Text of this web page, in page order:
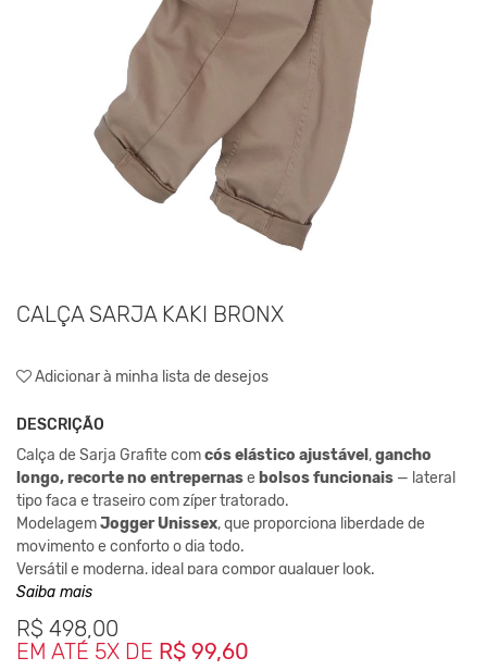
CALÇA SARJA KAKI BRONX
Adicionar à minha lista de desejos
DESCRIÇÃO
Calça de Sarja Grafite comcós elástico ajustável ,gancho
longo, recorte no entrepernase bolsos funcionais — lateral
tipo faca e traseiro com zíper tratorado.
ModelagemJogger Unissex, que proporciona liberdade de
movimento e conforto o dia todo.
Versátil e moderna, ideal para compor qualquer look.
Composição:
98% Algodão / 2% Elastano
Medidas:
Saiba mais
R$ 498,00
EM ATÉ 5X DE R$ 99,60